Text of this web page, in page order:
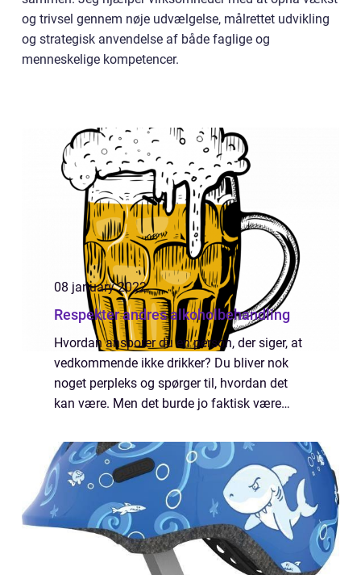
og trivsel gennem nøje udvælgelse, målrettet udvikling
og strategisk anvendelse af både faglige og
menneskelige kompetencer.
08 january 2022
Respekter andres alkoholbehandling
Hvordan ansporer du en person, der siger, at
vedkommende ikke drikker? Du bliver nok
noget perpleks og spørger til, hvordan det
kan være. Men det burde jo faktisk være
man drikker, burde man spørge folk, hv...